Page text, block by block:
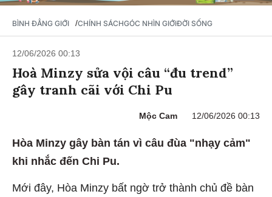
BÌNH ĐẲNG GIỚI /CHÍNH SÁCHGÓC NHÌN GIỚIĐỜI SỐNG
12/06/2026 00:13
Hoà Minzy sửa vội câu “đu trend”
gây tranh cãi với Chi Pu
Mộc Cam 12/06/2026 00:13
Hòa Minzy gây bàn tán vì câu đùa "nhạy cảm"
khi nhắc đến Chi Pu.
Mới đây, Hòa Minzy bất ngờ trở thành chủ đề bàn